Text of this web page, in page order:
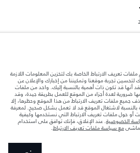
تحميل السيارة بالإكسسوارات والركاب والسوائل والوقود
والألوان المذكورة على هذا الموقع قد تختلف من بلد إلى
مسبق. الرجاء التواصل مع وكيلنا المحلي للتأكد من توفّرها
إن النقص العالمي في أشباه الموصلات يؤثر حاليًا
الخيارات وتوقيتات التصاميم. هذا ظرف ديناميكي
الصور المستخدَمة ضمن موقع الويب حاليًا المواصفات الحالية
والحلية ومجموعات الألوان. يرجى استشارة وكيلك الذي
ملفات تعريف الارتباط الخاصة بك لتخزين المعلومات اللازمة
لتحسين تجربة موقعنا وتمكيننا من إخبارك والإعلان عن
أنها قد تكون ذات أهمية بالنسبة إليك. واحد من ملفات
ضرورية لعدة أجزاء من الموقع للعمل بطريقة جيدة، وقد
جميع ملفات تعريف الارتباط من هذا الموقع وحظرها، إلا
لاشتغال الموقع قد لا تعمل بشكل صحيح. لمعرفة
أو حول ملفات تعريف الارتباط التي نستخدمها وكيفية
الخصوصية. عند الإغلاق، فإنك توافق على استخدام
مع سياسة ملفات تعريف الارتباط.